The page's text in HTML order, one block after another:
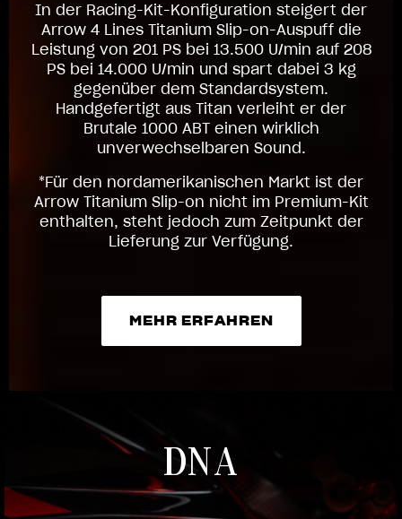
In der Racing-Kit-Konfiguration steigert der
Arrow 4 Lines Titanium Slip-on-Auspuff die
Leistung von 201 PS bei 13.500 U/min auf 208
PS bei 14.000 U/min und spart dabei 3 kg
gegenüber dem Standardsystem.
Handgefertigt aus Titan verleiht er der
Brutale 1000 ABT einen wirklich
unverwechselbaren Sound.
*Für den nordamerikanischen Markt ist der
Arrow Titanium Slip-on nicht im Premium-Kit
enthalten, steht jedoch zum Zeitpunkt der
Lieferung zur Verfügung.
MEHR ERFAHREN
DNA